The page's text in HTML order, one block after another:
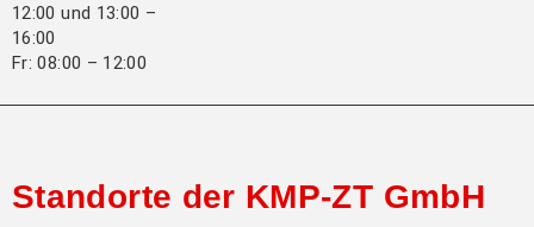
12:00 und 13:00 –
16:00
Fr: 08:00 – 12:00
Standorte der KMP-ZT GmbH